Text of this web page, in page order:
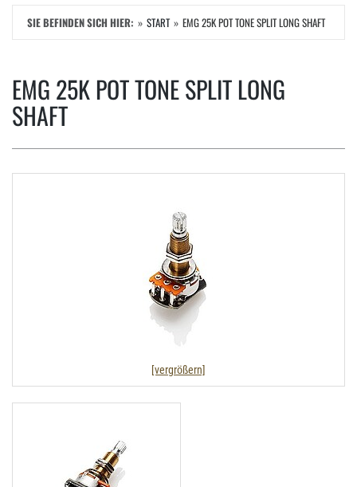
SIE BEFINDEN SICH HIER: START EMG 25K POT TONE SPLIT LONG SHAFT
EMG 25K POT TONE SPLIT LONG
SHAFT
[vergrößern]